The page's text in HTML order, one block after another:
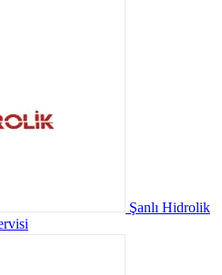
Şanlı Hidrolik